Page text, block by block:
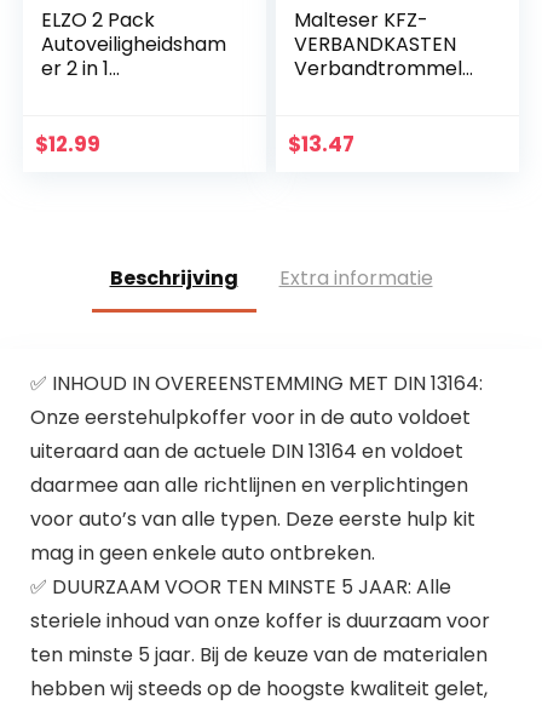
ELZO 2 Pack
Autoveiligheidsham
er 2 in 1
en Gordelsnijder
$12.99
Malteser KFZ-
VERBANDKASTEN
Verbandtrommel
$13.47
Beschrijving Extra informatie
✅ INHOUD IN OVEREENSTEMMING MET DIN 13164:
Onze eerstehulpkoffer voor in de auto voldoet
uiteraard aan de actuele DIN 13164 en voldoet
daarmee aan alle richtlijnen en verplichtingen
voor auto’s van alle typen. Deze eerste hulp kit
mag in geen enkele auto ontbreken.
✅ DUURZAAM VOOR TEN MINSTE 5 JAAR: Alle
steriele inhoud van onze koffer is duurzaam voor
ten minste 5 jaar. Bij de keuze van de materialen
hebben wij steeds op de hoogste kwaliteit gelet,